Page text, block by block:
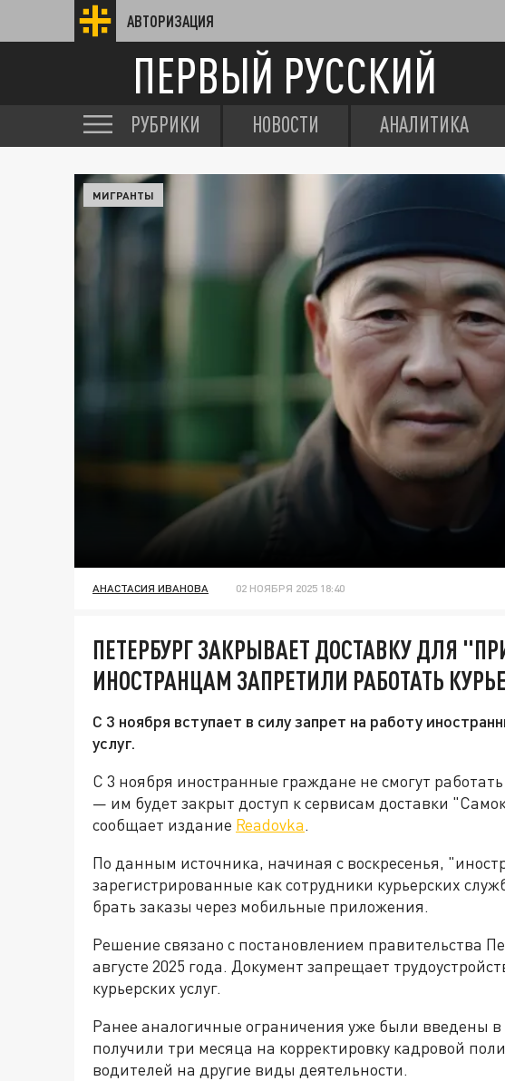
АВТОРИЗАЦИЯ
ПЕРВЫЙ РУССКИЙ
РУБРИКИ НОВОСТИ АНАЛИТИКА
МИГРАНТЫ
АНАСТАСИЯ ИВАНОВА 02 НОЯБРЯ 2025 18:40
ПЕТЕРБУРГ ЗАКРЫВАЕТ ДОСТАВКУ ДЛЯ
ИНОСТРАНЦАМ ЗАПРЕТИЛИ РАБОТАТЬ
С 3 ноября вступает в силу запрет на работу
услуг.
С 3 ноября иностранные граждане не смогут
— им будет закрыт доступ к сервисам доставки
сообщает издание Readovka.
По данным источника, начиная с воскресенья,
зарегистрированные как сотрудники курьерских
брать заказы через мобильные приложения.
Решение связано с постановлением правительства
августе 2025 года. Документ запрещает
курьерских услуг.
Ранее аналогичные ограничения уже были введены
получили три месяца на корректировку кадровой
водителей на другие виды деятельности.